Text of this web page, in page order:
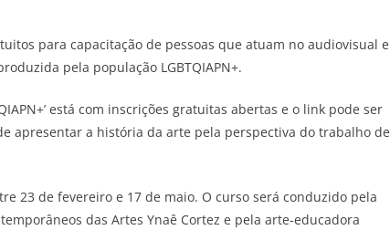
para capacitação de pessoas que atuam no audiovisual e
pela população LGBTQIAPN+.
está com inscrições gratuitas abertas e o link pode ser
apresentar a história da arte pela perspectiva do trabalho de
23 de fevereiro e 17 de maio. O curso será conduzido pela
das Artes Ynaê Cortez e pela arte-educadora